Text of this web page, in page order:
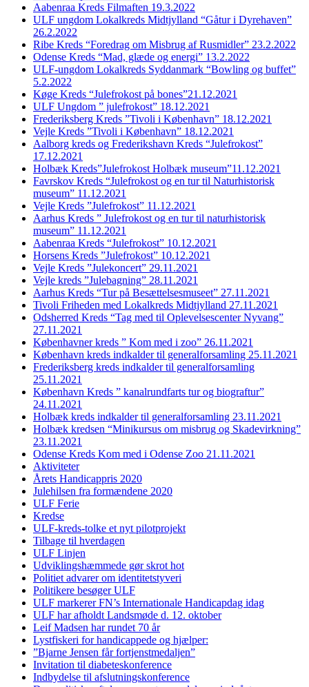
Aabenraa Kreds Filmaften 19.3.2022
ULF ungdom Lokalkreds Midtjylland “Gåtur i Dyrehaven”
26.2.2022
Ribe Kreds “Foredrag om Misbrug af Rusmidler” 23.2.2022
Odense Kreds “Mad, glæde og energi” 13.2.2022
ULF-ungdom Lokalkreds Syddanmark “Bowling og buffet”
5.2.2022
Køge Kreds “Julefrokost på bones”21.12.2021
ULF Ungdom ” julefrokost” 18.12.2021
Frederiksberg Kreds ”Tivoli i København” 18.12.2021
Vejle Kreds ”Tivoli i København” 18.12.2021
Aalborg kreds og Frederikshavn Kreds “Julefrokost”
17.12.2021
Holbæk Kreds”Julefrokost Holbæk museum”11.12.2021
Favrskov Kreds “Julefrokost og en tur til Naturhistorisk
museum” 11.12.2021
Vejle Kreds ”Julefrokost” 11.12.2021
Aarhus Kreds ” Julefrokost og en tur til naturhistorisk
museum” 11.12.2021
Aabenraa Kreds “Julefrokost” 10.12.2021
Horsens Kreds ”Julefrokost” 10.12.2021
Vejle Kreds ”Julekoncert” 29.11.2021
Vejle kreds ”Julebagning” 28.11.2021
Aarhus Kreds “Tur på Besættelsesmuseet” 27.11.2021
Tivoli Friheden med Lokalkreds Midtjylland 27.11.2021
Odsherred Kreds “Tag med til Oplevelsescenter Nyvang”
27.11.2021
Københavner kreds ” Kom med i zoo” 26.11.2021
København kreds indkalder til generalforsamling 25.11.2021
Frederiksberg kreds indkalder til generalforsamling
25.11.2021
København Kreds ” kanalrundfarts tur og biograftur”
24.11.2021
Holbæk kreds indkalder til generalforsamling 23.11.2021
Holbæk kredsen “Minikursus om misbrug og Skadevirkning”
23.11.2021
Odense Kreds Kom med i Odense Zoo 21.11.2021
Aktiviteter
Årets Handicappris 2020
Julehilsen fra formændene 2020
ULF Ferie
Kredse
ULF-kreds-tolke et nyt pilotprojekt
Tilbage til hverdagen
ULF Linjen
Udviklingshæmmede gør skrot hot
Politiet advarer om identitetstyveri
Politikere besøger ULF
ULF markerer FN’s Internationale Handicapdag idag
ULF har afholdt Landsmøde d. 12. oktober
Leif Madsen har rundet 70 år
Lystfiskeri for handicappede og hjælper:
”Bjarne Jensen får fortjenstmedaljen”
Invitation til diabeteskonference
Indbydelse til afslutningskonference